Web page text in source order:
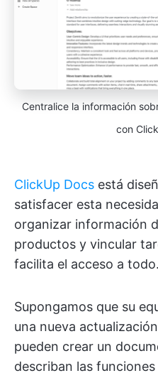
Centralice la información
con
ClickUp Docs está
satisfacer esta
organizar información
productos y vincular
facilita el acceso a todo.
Supongamos que su
una nueva
pueden crear un
describan las